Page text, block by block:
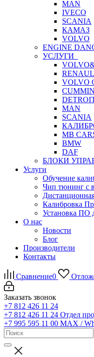
MAN
IVECO
SCANIA
КАМАЗ
VOLVO
ENGINE
УСЛУГИ
VOLVO
MAN
SCANIA
MB
BMW
DAF
БЛОКИ
Услуги
Обучение
Чип тюнинг с
Калибровка
Установка ПО
О нас
Новости
Блог
Производители
Контакты
Сравнение0
Заказать звонок
+7 812 426 11 24
+7 812 426 11 24 Отдел
+7 995 595 11 00 MAX /